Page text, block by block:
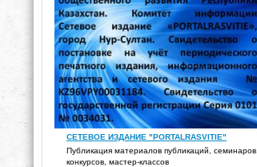
СЕТЕВОЕ ИЗДАНИЕ "PORTALRASVITIE"
Публикация материалов публикаций, семинаров,
конкурсов, мастер-классов